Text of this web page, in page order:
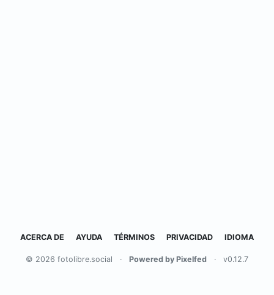
ACERCA DE AYUDA TÉRMINOS PRIVACIDAD IDIOMA
© 2026 fotolibre.social · Powered by Pixelfed · v0.12.7